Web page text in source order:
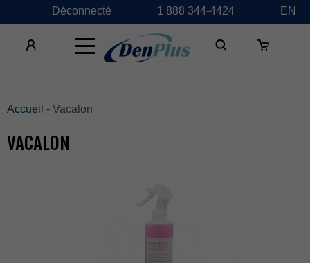
Déconnecté 1888344-4424 EN
×
Accueil -Vacalon
VACALON